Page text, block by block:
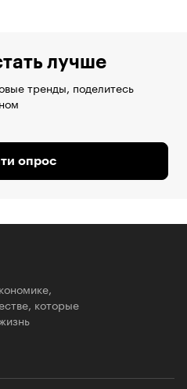
лучше
тренды, поделитесь
опрос
которые